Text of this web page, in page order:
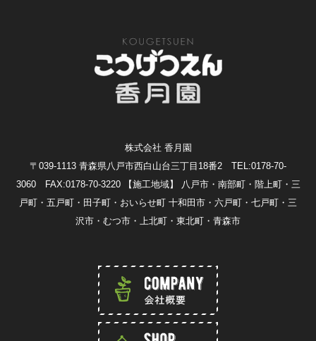
株式会社 香月園
〒039-1113 青森県八戸市西白山台三丁目18番2 TEL:0178-70-
3060 FAX:0178-70-3220
【施工地域】 八戸市・南部町・階上町・三
戸町・五戸町・田子町・おいらせ町 十和田市・六戸町・七戸町・三
沢市・むつ市・上北町・東北町・青森市